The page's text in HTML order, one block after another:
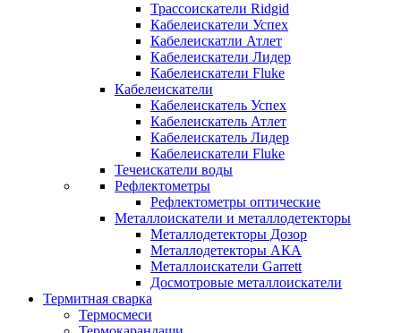
Трассоискатели Ridgid
Кабелеискатели Успех
Кабелеискатли Атлет
Кабелеискатели Лидер
Кабелеискатели Fluke
Кабелеискатели
Кабелеискатель Успех
Кабелеискатель Атлет
Кабелеискатель Лидер
Кабелеискатели Fluke
Течеискатели воды
Рефлектометры
Рефлектометры оптические
Металлоискатели и металлодетекторы
Металлодетекторы Дозор
Металлодетекторы АКА
Металлоискатели Garrett
Досмотровые металлоискатели
Термитная сварка
Термосмеси